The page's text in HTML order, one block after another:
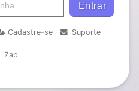
Cadastre-se Suporte
Zap